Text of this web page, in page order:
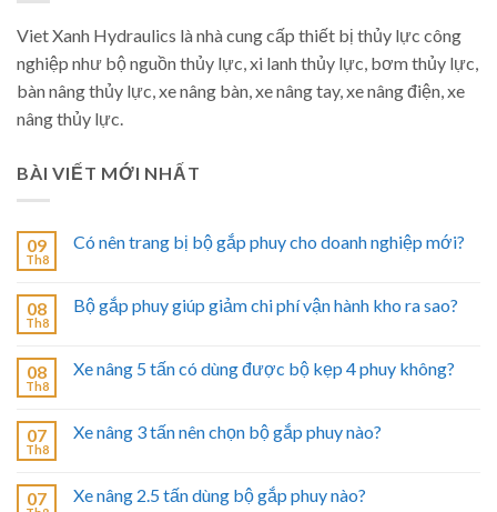
Viet Xanh Hydraulics là nhà cung cấp thiết bị thủy lực công
nghiệp như bộ nguồn thủy lực, xi lanh thủy lực, bơm thủy lực,
bàn nâng thủy lực, xe nâng bàn, xe nâng tay, xe nâng điện, xe
nâng thủy lực.
BÀI VIẾT MỚI NHẤT
09
Th8
Có nên trang bị bộ gắp phuy cho doanh nghiệp mới?
08
Th8
Bộ gắp phuy giúp giảm chi phí vận hành kho ra sao?
08
Th8
Xe nâng 5 tấn có dùng được bộ kẹp 4 phuy không?
07
Th8
Xe nâng 3 tấn nên chọn bộ gắp phuy nào?
07 Xe nâng 2.5 tấn dùng bộ gắp phuy nào?